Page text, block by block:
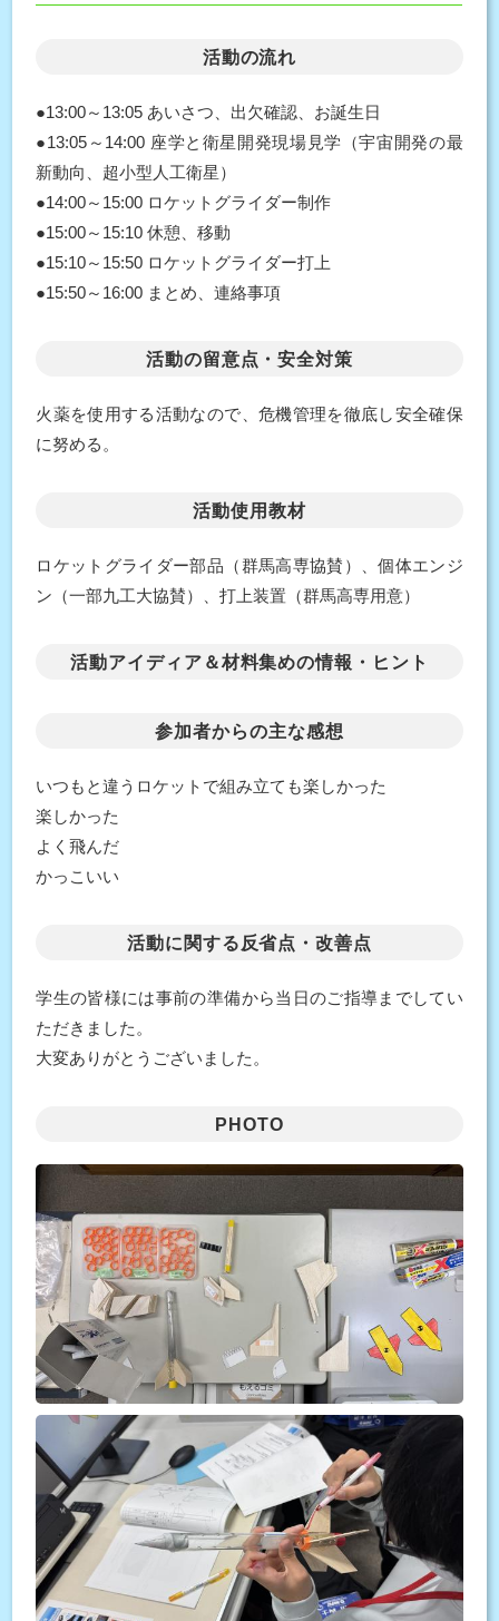
活動の流れ
●13:00～13:05 あいさつ、出欠確認、お誕生日
●13:05～14:00 座学と衛星開発現場見学（宇宙開発の最
新動向、超小型人工衛星）
●14:00～15:00 ロケットグライダー制作
●15:00～15:10 休憩、移動
●15:10～15:50 ロケットグライダー打上
●15:50～16:00 まとめ、連絡事項
活動の留意点・安全対策
火薬を使用する活動なので、危機管理を徹底し安全確保
に努める。
活動使用教材
ロケットグライダー部品（群馬高専協賛）、個体エンジ
ン（一部九工大協賛）、打上装置（群馬高専用意）
活動アイディア＆材料集めの情報・ヒント
参加者からの主な感想
いつもと違うロケットで組み立ても楽しかった
楽しかった
よく飛んだ
かっこいい
活動に関する反省点・改善点
学生の皆様には事前の準備から当日のご指導までしてい
ただきました。
大変ありがとうございました。
PHOTO